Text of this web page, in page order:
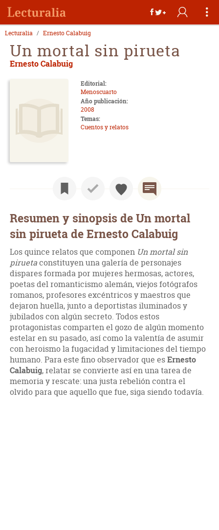
Lecturalia Ernesto Calabuig
Un mortal sin pirueta
Ernesto Calabuig
Editorial:
Menoscuarto
Año publicación:
2008
Temas:
Cuentos y relatos
Resumen y sinopsis de Un mortal
sin pirueta de Ernesto Calabuig
Los quince relatos que componen Un mortal sin
piruetaconstituyen una galería de personajes
dispares formada por mujeres hermosas, actores,
poetas del romanticismo alemán, viejos fotógrafos
romanos, profesores excéntricos y maestros que
dejaron huella, junto a deportistas iluminados y
jubilados con algún secreto. Todos estos
protagonistas comparten el gozo de algún momento
estelar en su pasado, así como la valentía de asumir
con heroismo la fugacidad y limitaciones del tiempo
humano. Para este fino observador que esErnesto
Calabuig, relatar se convierte así en una tarea de
memoria y rescate: una justa rebelión contra el
olvido para que aquello que fue, siga siendo todavía.